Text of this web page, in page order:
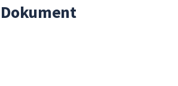
att
Dokument